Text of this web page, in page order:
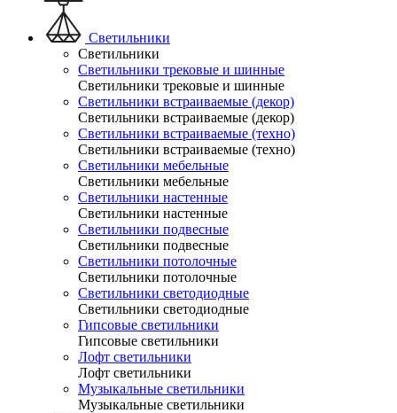
Светильники
Светильники
Светильники трековые и шинные
Светильники трековые и шинные
Светильники встраиваемые (декор)
Светильники встраиваемые (декор)
Светильники встраиваемые (техно)
Светильники встраиваемые (техно)
Светильники мебельные
Светильники мебельные
Светильники настенные
Светильники настенные
Светильники подвесные
Светильники подвесные
Светильники потолочные
Светильники потолочные
Светильники светодиодные
Светильники светодиодные
Гипсовые светильники
Гипсовые светильники
Лофт светильники
Лофт светильники
Музыкальные светильники
Музыкальные светильники